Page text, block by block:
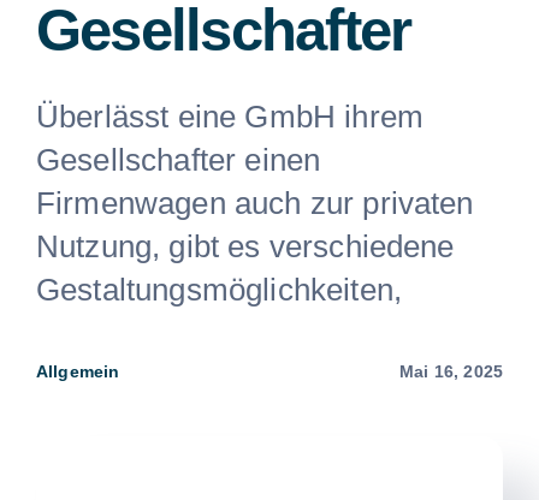
Gesellschafter
Überlässt eine GmbH ihrem
Gesellschafter einen
Firmenwagen auch zur privaten
Nutzung, gibt es verschiedene
Gestaltungsmöglichkeiten,
Allgemein Mai 16, 2025